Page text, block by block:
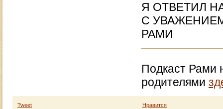
Я ОТВЕТИЛ
С
РАМИ
Подкаст Рами
родителями
Tweet Нравится